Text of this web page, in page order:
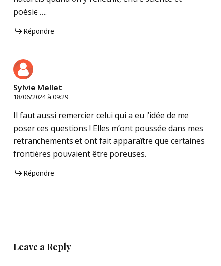
poésie ….
Répondre
Sylvie Mellet
18/06/2024 à 09:29
Il faut aussi remercier celui qui a eu l’idée de me
poser ces questions ! Elles m’ont poussée dans mes
retranchements et ont fait apparaître que certaines
frontières pouvaient être poreuses.
Répondre
Leave a Reply